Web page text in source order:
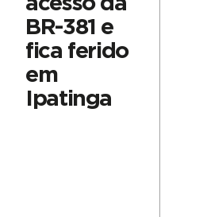
BR-381 e
fica ferido
em
Ipatinga